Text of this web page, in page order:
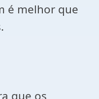
é melhor que
que os